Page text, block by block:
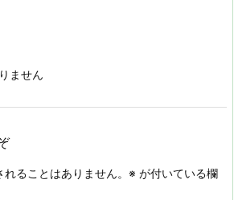
ません
ることはありません。 ※ が付いている欄